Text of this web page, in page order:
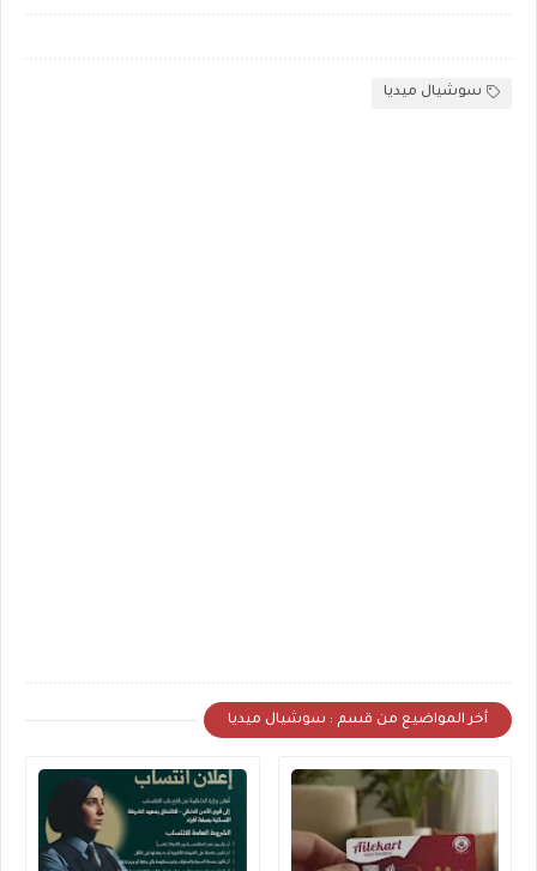
سوشيال ميديا
أخر المواضيع من قسم : سوشيال ميديا